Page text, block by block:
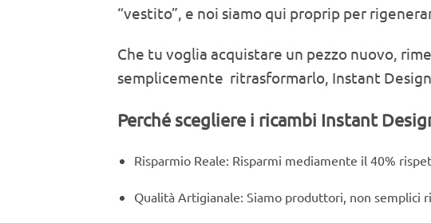
“vestito”, e noi siamo qui proprip per
Che tu voglia acquistare un pezzo nuovo,
semplicemente ritrasformarlo, Instant
Perché scegliere i ricambi Instant
Risparmio Reale: Risparmi mediamente il 40%
Qualità Artigianale: Siamo produttori, non semplici